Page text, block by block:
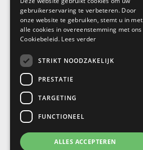
gebruikerservaring te verbeteren. Door
onze website te gebruiken, stemt u in met
alle cookies in overeenstemming met ons
Cookiebeleid. Lees verder
STRIKT NOODZAKELIJK
PRESTATIE
TARGETING
FUNCTIONEEL
ALLES ACCEPTEREN